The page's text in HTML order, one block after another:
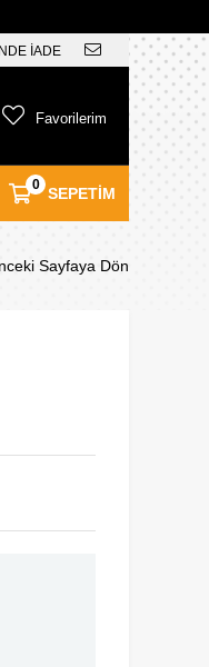
İADE
SEPETIM
0
Favorilerim
Sayfaya Dön